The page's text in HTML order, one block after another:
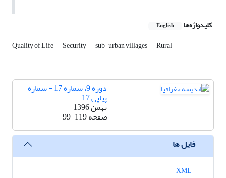
کلیدواژه‌ها English
Quality of Life Security sub-urban villages Rural
دوره 9، شماره 17 - شماره
پیاپی 17
بهمن 1396
صفحه99-119
فایل ها